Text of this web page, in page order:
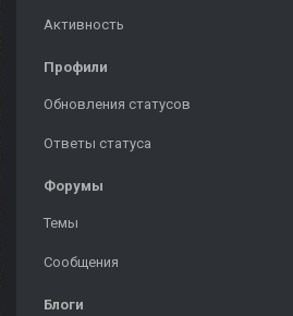
Активность
Профили
Обновления статусов
Ответы статуса
Форумы
Темы
Сообщения
Блоги